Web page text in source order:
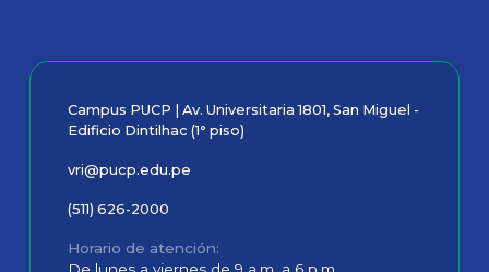
Campus PUCP | Av. Universitaria 1801, San Miguel -
Edificio Dintilhac (1° piso)
vri@pucp.edu.pe
(511) 626-2000
Horario de atención